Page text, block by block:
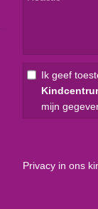
Ik geef
mijn
Privacy in ons